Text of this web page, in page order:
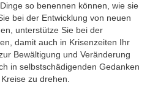
so benennen können, wie sie
bei der Entwicklung von neuen
unterstütze Sie bei der
damit auch in Krisenzeiten Ihr
Bewältigung und Veränderung
in selbstschädigenden Gedanken
zu drehen.